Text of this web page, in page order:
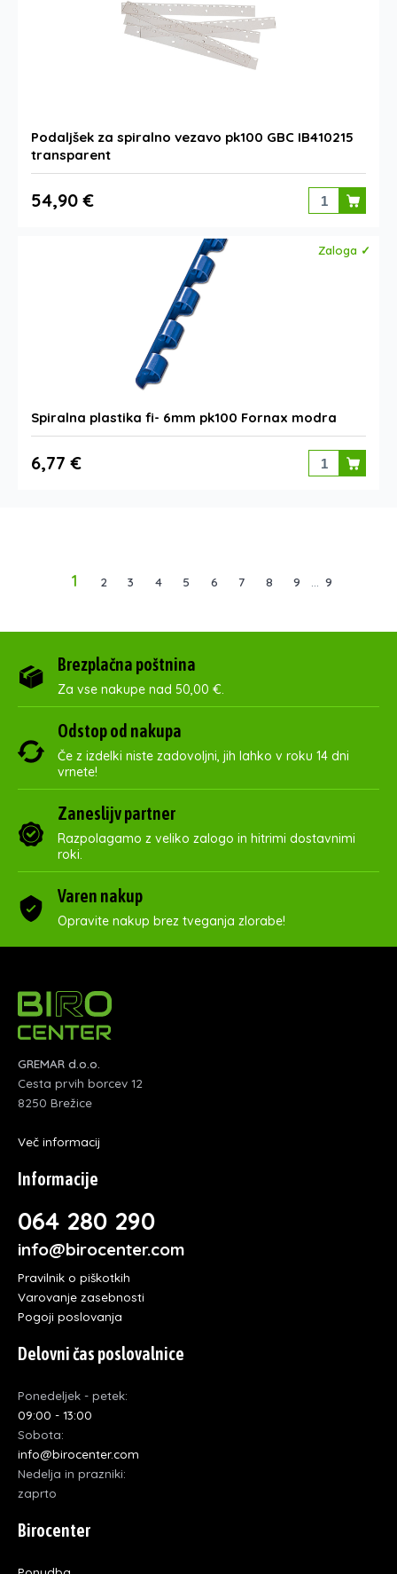
Podaljšek za spiralno vezavo pk100 GBC IB410215
transparent
54,90 €
Zaloga ✓
Spiralna plastika fi- 6mm pk100 Fornax modra
6,77 €
1 2 3 4 5 6 7 8 9 9
Brezplačna poštnina
Za vse nakupe nad 50,00 €.
Odstop od nakupa
Če z izdelki niste zadovoljni, jih lahko v roku 14 dni
vrnete!
Zaneslijv partner
Razpolagamo z veliko zalogo in hitrimi dostavnimi
roki.
Varen nakup
Opravite nakup brez tveganja zlorabe!
GREMAR d.o.o.
Cesta prvih borcev 12
8250 Brežice
Več informacij
Informacije
064 280 290
info@birocenter.com
Pravilnik o piškotkih
Varovanje zasebnosti
Pogoji poslovanja
Delovni čas poslovalnice
Ponedeljek - petek:
09:00 - 13:00
Sobota:
info@birocenter.com
Nedelja in prazniki:
zaprto
Birocenter